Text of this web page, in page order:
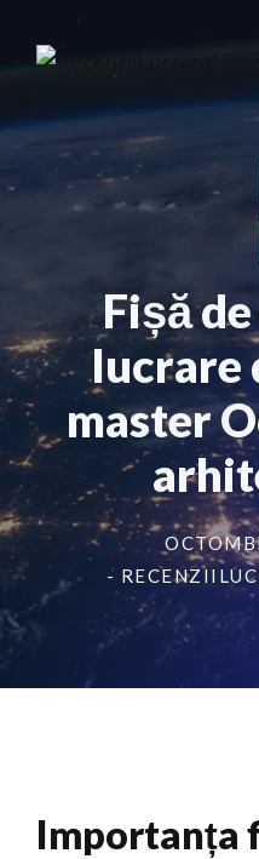
Fișă
lucrare
master
-
Importanța